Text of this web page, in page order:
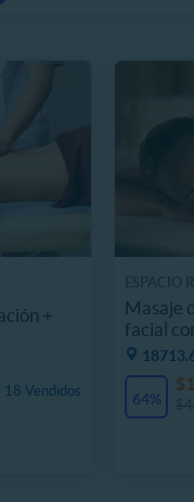
+
18 Vendidos
Masaje
facial
64%